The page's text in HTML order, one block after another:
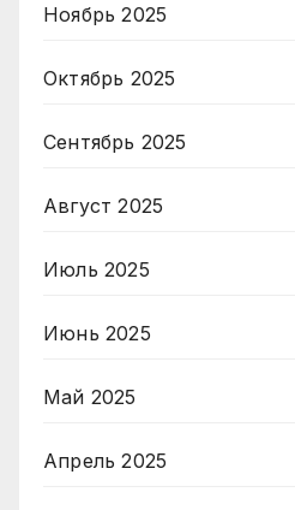
Ноябрь 2025
Октябрь 2025
Сентябрь 2025
Август 2025
Июль 2025
Июнь 2025
Май 2025
Апрель 2025